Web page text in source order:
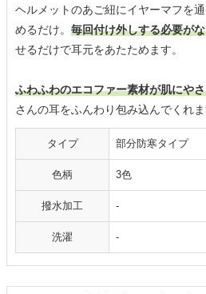
ヘルメットのあご紐にイヤーマフを
めるだけ。 毎回付け外しする必要が
せるだけで耳元をあたためます。
ふわふわのエコファー素材が肌にや
さんの耳をふんわり包み込んでくれま
タイプ 部分防寒タイプ
色柄 3色
撥水加工 -
洗濯 -